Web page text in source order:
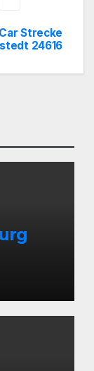
Strecke
24616